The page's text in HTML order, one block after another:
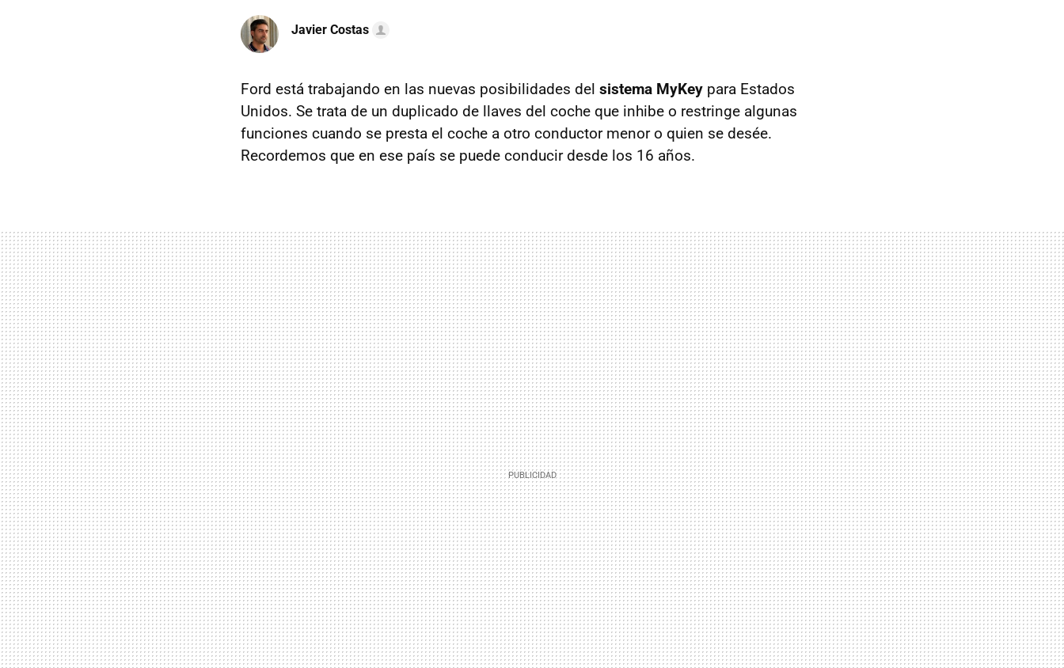
Javier Costas
Ford está trabajando en las nuevas posibilidades del sistema MyKey para Estados
Unidos. Se trata de un duplicado de llaves del coche que inhibe o restringe algunas
funciones cuando se presta el coche a otro conductor menor o quien se desée.
Recordemos que en ese país se puede conducir desde los 16 años.